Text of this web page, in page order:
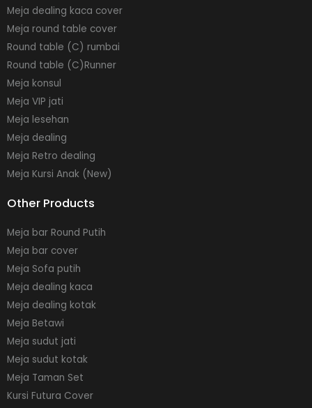
Meja dealing kaca cover
Meja round table cover
Round table (C) rumbai
Round table (C)Runner
Meja konsul
Meja VIP jati
Meja lesehan
Meja dealing
Meja Retro dealing
Meja Kursi Anak (New)
Other Products
Meja bar Round Putih
Meja bar cover
Meja Sofa putih
Meja dealing kaca
Meja dealing kotak
Meja Betawi
Meja sudut jati
Meja sudut kotak
Meja Taman Set
Kursi Futura Cover